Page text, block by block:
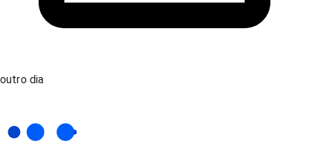
outro dia